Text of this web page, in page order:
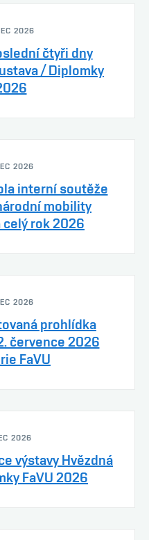
2026
čtyři dny
/ Diplomky
2026
interní soutěže
mobility
rok 2026
2026
prohlídka
července 2026
FaVU
2026
výstavy Hvězdná
FaVU 2026